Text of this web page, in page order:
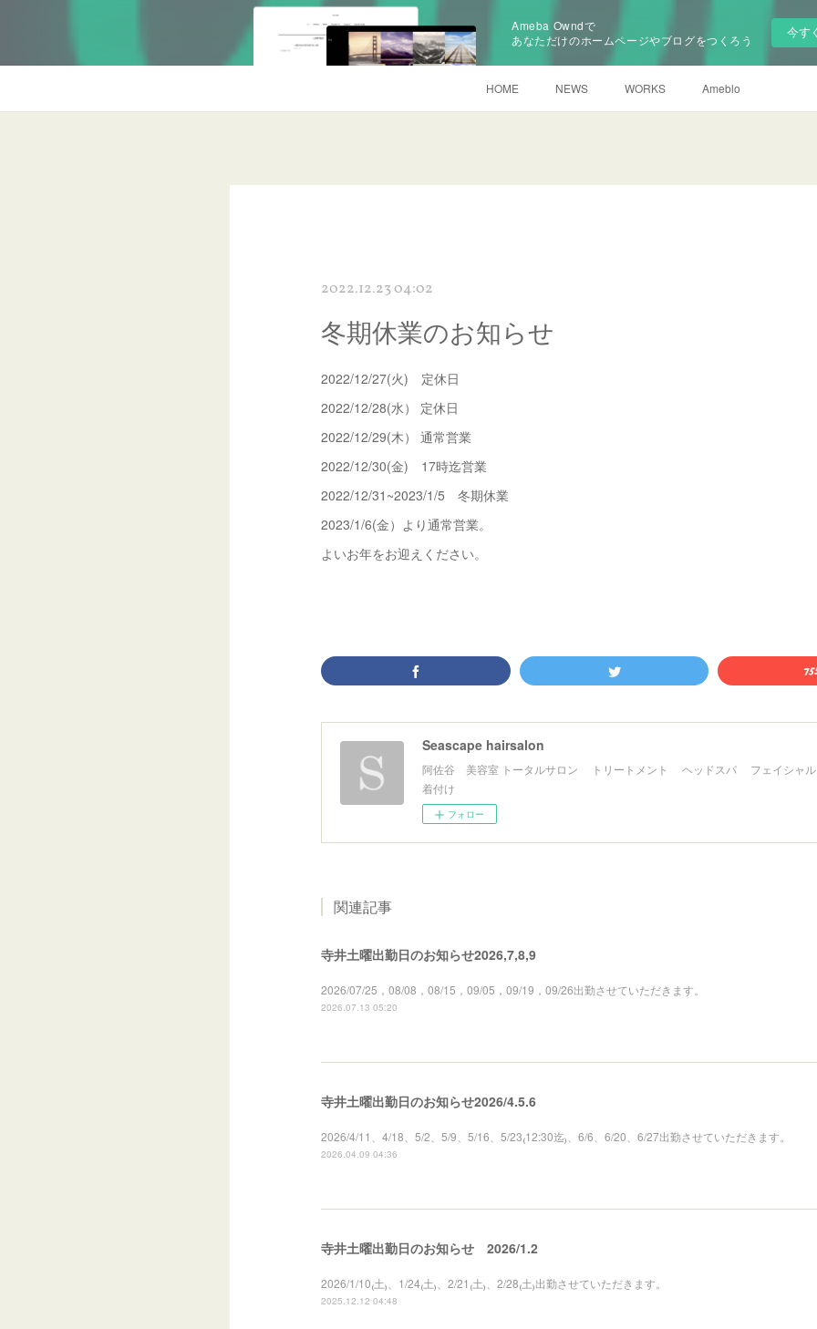
Ameba Owndで
あなただけのホームページやブログをつくろう
今す
HOME NEWS WORKS Ameblo
2022.12.23 04:02
冬期休業のお知らせ
2022/12/27(火) 定休日
2022/12/28(水） 定休日
2022/12/29(木） 通常営業
2022/12/30(金) 17時迄営業
2022/12/31~2023/1/5 冬期休業
2023/1/6(金）より通常営業。
よいお年をお迎えください。
Seascape hairsalon
阿佐谷 美容室 トータルサロン トリートメント ヘッドスパ フェイシ
着付け
フォロー
関連記事
寺井土曜出勤日のお知らせ2026,7,8,9
2026/07/25，08/08，08/15，09/05，09/19，09/26出勤させていただきます。
2026.07.13 05:20
寺井土曜出勤日のお知らせ2026/4.5.6
2026/4/11、4/18、5/2、5/9、5/16、5/23₍12:30迄₎、6/6、6/20、6/27出勤させていただきます。
2026.04.09 04:36
寺井土曜出勤日のお知らせ 2026/1.2
2026/1/10₍土₎、1/24₍土₎、2/21₍土₎、2/28₍土₎出勤させていただきます。
2025.12.12 04:48